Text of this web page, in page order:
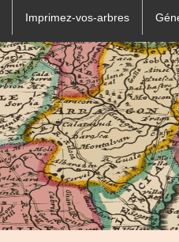
Imprimez-vos-arbres